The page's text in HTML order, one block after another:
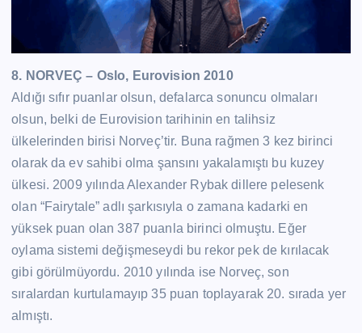
8. NORVEÇ – Oslo, Eurovision 2010
Aldığı sıfır puanlar olsun, defalarca sonuncu olmaları
olsun, belki de Eurovision tarihinin en talihsiz
ülkelerinden birisi Norveç’tir. Buna rağmen 3 kez birinci
olarak da ev sahibi olma şansını yakalamıştı bu kuzey
ülkesi. 2009 yılında Alexander Rybak dillere pelesenk
olan “Fairytale” adlı şarkısıyla o zamana kadarki en
yüksek puan olan 387 puanla birinci olmuştu. Eğer
oylama sistemi değişmeseydi bu rekor pek de kırılacak
gibi görülmüyordu. 2010 yılında ise Norveç, son
sıralardan kurtulamayıp 35 puan toplayarak 20. sırada yer
almıştı.